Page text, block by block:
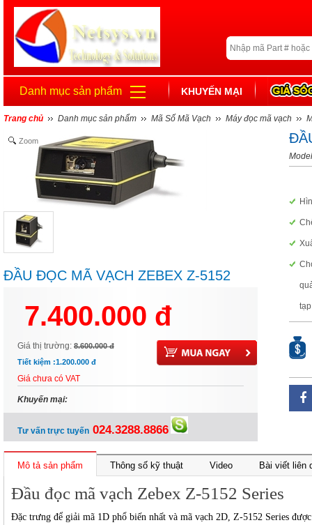
Danh mục sản phẩm KHUYẾN MẠI
Trang chủ Danh mục sản phẩm Mã Số Mã Vạch Máy đọc mã vạch
Zoom
ĐẦU ĐỌC MÃ VẠCH ZEBEX Z-5152
7.400.000 đ
Giá thị trường: 8.600.000 đ
Tiết kiệm :1.200.000 đ
Giá chưa có VAT
Khuyến mại:
Tư vấn trực tuyến 024.3288.8866
Mô tả sản phẩm Thông số kỹ thuật Video Bài viết liên
Đầu đọc mã vạch Zebex Z-5152 Series
Đặc trưng để giải mã 1D phổ biến nhất và mã vạch 2D, Z-5152 Series